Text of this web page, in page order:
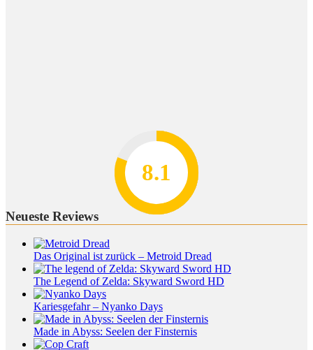
Neueste Reviews
Das Original ist zurück – Metroid Dread
8.2
The Legend of Zelda: Skyward Sword HD
7.8
Kariesgefahr – Nyanko Days
7.1
Made in Abyss: Seelen der Finsternis
7
8.1